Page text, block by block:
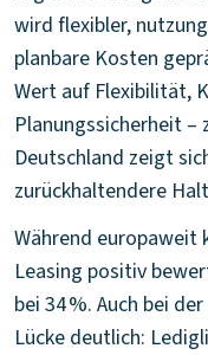
wird flexibler,
planbare Kosten
Wert auf Flexibilität,
Planungssicherheit –
Deutschland zeigt
zurückhaltendere
Während europaweit
Leasing positiv
bei 34 %. Auch bei
Lücke deutlich: